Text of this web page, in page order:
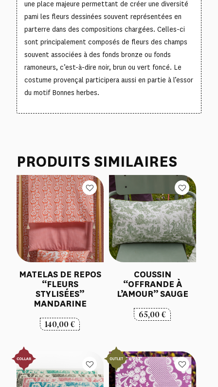
une place majeure permettant de créer une diversité
pami les fleurs dessinées souvent représentées en
parterre dans des compositions chargées. Celles-ci
sont principalement composés de fleurs des champs
souvent associées à des fonds bronze ou fonds
ramoneurs, c’est-à-dire noir, brun ou vert foncé. Le
costume provençal participera aussi en partie à l’essor
du motif Bonnes herbes.
PRODUITS SIMILAIRES
MATELAS DE REPOS
“FLEURS
STYLISÉES”
MANDARINE
140,00€
COUSSIN
“OFFRANDE À
L’AMOUR” SAUGE
65,00€